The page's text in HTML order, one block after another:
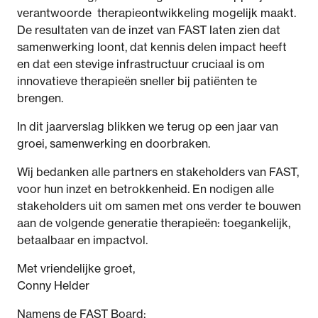
verantwoorde therapieontwikkeling mogelijk maakt.
De resultaten van de inzet van FAST laten zien dat
samenwerking loont, dat kennis delen impact heeft
en dat een stevige infrastructuur cruciaal is om
innovatieve therapieën sneller bij patiënten te
brengen.
In dit jaarverslag blikken we terug op een jaar van
groei, samenwerking en doorbraken.
Wij bedanken alle partners en stakeholders van FAST,
voor hun inzet en betrokkenheid. En nodigen alle
stakeholders uit om samen met ons verder te bouwen
aan de volgende generatie therapieën: toegankelijk,
betaalbaar en impactvol.
Met vriendelijke groet,
Conny Helder
Namens de FAST Board: